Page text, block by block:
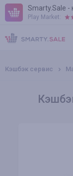
Smarty.Sale -
Play Market:
ПРАВИЛА
ПЛАГИНЫ
Кэшбэк сервис